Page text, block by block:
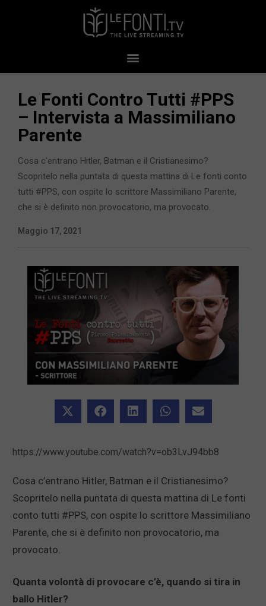
Le Fonti Contro Tutti #PPS​​​​​​​
– Intervista a Massimiliano
Parente
Cosa c'entrano Hitler, Batman e il Cristianesimo?
Scopritelo nella puntata di questa mattina di Le fonti conto
tutti #PPS, con ospite lo scrittore Massimiliano Parente,
che si è definito non provocatorio, ma provocato.
Maggio 17, 2021
https://www.youtube.com/watch?v=ob3LvJ94bb8
Cosa c’entrano Hitler, Batman e il Cristianesimo?
Scopritelo nella puntata di questa mattina di Le fonti
conto tutti #PPS, con ospite lo scrittore Massimiliano
Parente, che si è definito non provocatorio, ma
provocato.
Quanta volontà di provocare c’è, quando si tira in
ballo Hitler?